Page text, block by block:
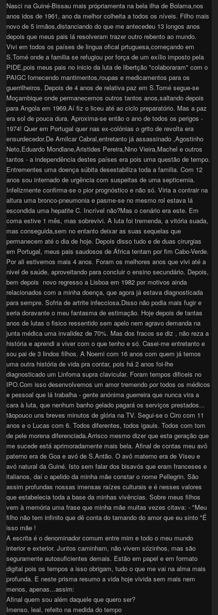
Nasci na Guiné-Bissau mais própriamenta na bela ilha de Bolama,nos
anos idos de 1961, ano da melhor colheita a todos os níveis. Filho mais
novo de 5 irmãos,distanciando do que me antecedeu 13 longos anos
depois que meus pais lá resolveram trazer outro rebento ao mundo.
Vivi em todos os países de lingua ofical prtuguesa,começando em
S.Tomé onde a familia se refugiou por força de um exílio imposto pela
PIDE,pois meus pais no inicio da luta de libertção "colaboraram" com o
PAIGC fornecendo mantimentos,roupas e medicamentos para os
guerrilheiros. Depois de 4 anos de relativa paz em S.Tomé segue-se
Moçambique onde permanecemos outros tantos anos,saltando depois
para Angola em 1969.Aí fiz o liceu até ao ciclo preparatório. Mas a paz
era sol de pouca dura. Aproxima-se então o ano de todos os perigos -
1974! Quer em Portugal quer nas ex-colónias o grito de revolta era
ensurdecedor.De Amilcar Cabral,entretanto já assassinado ,Agostinho
Neto,Eduardo Mondlane,Aristides Pereira,Nino Vieira,Machel e outros
tantos - a independência destes países era pois uma questão de tempo.
Entrementes uma doença súbita desestabiliza toda a familia. Com 12
anos sou internado de urgência com suspeitas de uma septicemia.
Infelizmente confirma-se o pior prognóstico e não só. Viria a contrair na
altura uma bronco-pneumonia e pasme-se no mesmo rol estava lá
escondida uma hepatite C. Incrível não?Mas o cenário era este. Em
coma estive 1 mês, mas sobrevivi. A luta foi tremenda, a vitória suada,
mas conseguida,sem no entanto deixar as suas sequelas que
permanecem até o dia de hoje. Depois disso tudo e de duas cirurgias
em Portugal, meus pais saudosos de África tentam por fim Cabo-Verde.
Por ali estivemos mais 4 anos. Foram os melhores anos que vivi até a
nivel de saúde, aproveitando para concluir o ensino secundário. Depois,
bem depois novo regresso a Lisboa em 1982 por motivos ainda
relacionados com a minha doença, que agora já estava diagnosticada
para sempre. Sofria de artrite infecciosa.Disso não podia mais fugir e
seria doravante o meu fantasma de estimação. Hoje depois de tantas
anos de lutas o fisico ressentido sem apelo nem agravo demanda na
junta médica uma invalidez de 70%. Mas dos fracos se diz , não reza a
história e aprendi a viver com o que tenho e só. Casei-me entretanto e
sou pai de 3 lindos filhos. A Noemi com 16 anos com quem já temos
uma outra história de vida pra contar, pois há 2 anos foi-lhe
diagnosticado um Linfoma supra clavicular. Foram tempos dificeis no
IPO.Com isso desenvolvemos um amor tremendo por todos os médicos
e pessoal que lá trabalha - gente anónima guerreira que nunca vira a
cara à luta, que nenhum banho gelado pagará os serviços prestados...
tãopouco uns breves minutos de glória na TV. Segui-se o Ciro com 11
anos e o Lucas com 6. Todos diferentes, todos igauis. Todos com tom
de pele morena diferenciada.Arrisco mesmo dizer que esta geração que
me sucede está aprimoradamente mais bela. Afinal de contas meu avô
paterno era de Goa e avó de S.Antão. O avô materno era de Viseu e
avó natural da Guiné. Isto sem falar dos bisavós que eram franceses e
italianos, daí o apelido da minha mãe constar o nome Pellegrin. São
assim profundas nossas imensas raízes culturais e é nesses valores
que estabelecia toda a base da minhas vivências. Sobre meus filhos
vem à memória uma frase que minha mãe muitas vezes citava: - "Meu
filho não tem infinito que dê conta do tamando do amor que eu sinto "É
isso mãe !
A escrita é o denominador comum entre mim e todo o meu mundo
interior e exterior. Juntos caminham, não vivem sózinhos, mas são
seguramente autosuficientes demais. Estão em papel e em formato
digital pois os tempos a isso obrigam, tudo o que me vai na alma mais
profunda. E neste prisma resumo a vida hoje vivida sem mais nem
menos, apenas...assim:
Afinal quem sou além daquele que quero ser?
Imenso, leal, refeito na medida do tempo